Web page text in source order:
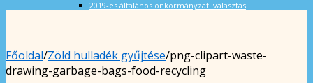
2019-es általános önkormányzati választás
Főoldal/Zöld hulladék gyűjtése/png-clipart-waste-
drawing-garbage-bags-food-recycling